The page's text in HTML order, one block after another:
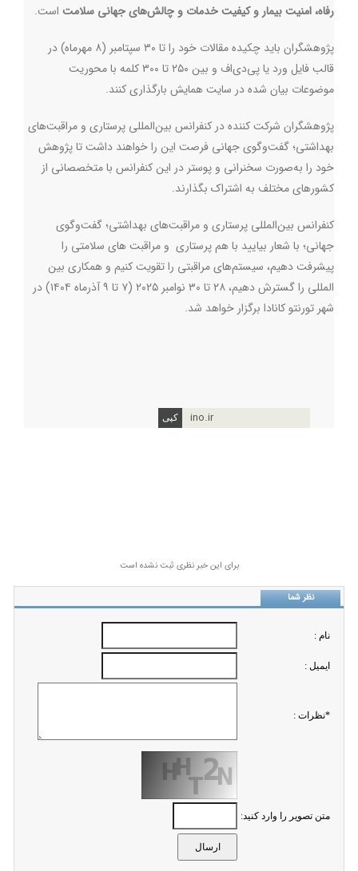
رفاه، امنیت بیمار و کیفیت خدمات و چالش‌های جهانی سلامت است.
پژوهشگران باید چکیده مقالات خود را تا ۳۰ سپتامبر (۸ مهرماه) در
قالب فایل ورد یا پی‌دی‌اف و بین ۲۵۰ تا ۳۰۰ کلمه با محوریت
موضوعات بیان شده در سایت همایش بارگذاری کنند.
پژوهشگران شرکت کننده در کنفرانس بین‌المللی پرستاری و مراقبت‌های
بهداشتی؛ گفت‌وگوی جهانی فرصت این را خواهند داشت تا پژوهش
خود را به‌صورت سخنرانی و پوستر در این کنفرانس با متخصصانی از
کشورهای مختلف به اشتراک بگذارند.
کنفرانس بین‌المللی پرستاری و مراقبت‌های بهداشتی؛ گفت‌وگوی
جهانی؛ با شعار بیایید با هم پرستاری و مراقبت های سلامتی را
پیشرفت دهیم، سیستم‌های مراقبتی را تقویت کنیم و همکاری بین
المللی را گسترش دهیم، ۲۸ تا ۳۰ نوامبر ۲۰۲۵ (۷ تا ۹ آذرماه ۱۴۰۴) در
شهر تورنتو کانادا برگزار خواهد شد.
ino.ir
برای این خبر نظری ثبت نشده است
نظر شما
نام :
ايميل :
*نظرات :
متن تصویر را وارد کنید: